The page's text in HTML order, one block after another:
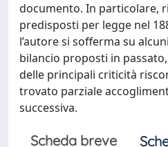
documento. In particolare,
predisposti per legge nel
l’autore si sofferma su
bilancio proposti in
delle principali criticità
trovato parziale
successiva.
Scheda breve